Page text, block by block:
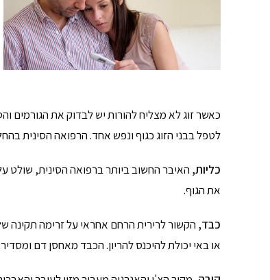
כאשר זוג לא מצליח להורות יש לבדוק את הגורמים
לטפל בבני הזוג כגוף ונפש אחד. הרפואה הסינית
כליות, האיבר החשוב ביותר ברפואה הסינית, שולט
את הגוף.
כבד, הקשור לרירית הרחם אחראי על זרימה
או באי יכולת להיכנס להריון. הכבד מאחסן דם